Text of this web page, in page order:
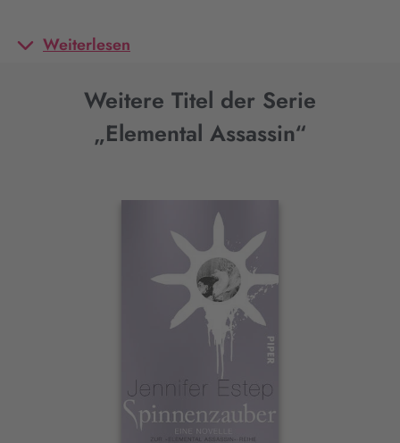
Weiterlesen
Weitere Titel der Serie
„Elemental Assassin“